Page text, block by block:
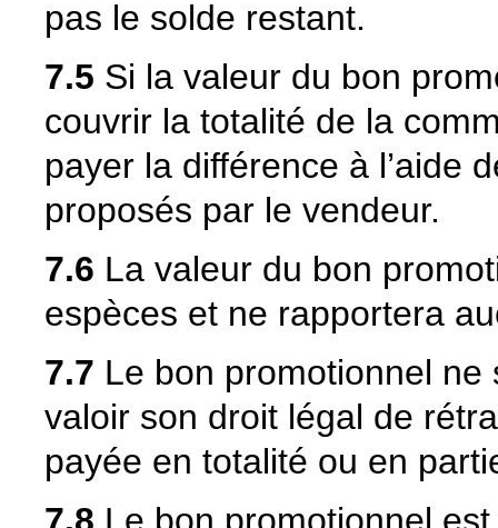
pas le solde restant.
7.5 Si la valeur du bon
couvrir la totalité de la
payer la différence à l’aide
proposés par le vendeur.
7.6 La valeur du bon
espèces et ne rapportera
7.7 Le bon promotionnel
valoir son droit légal de
payée en totalité ou en